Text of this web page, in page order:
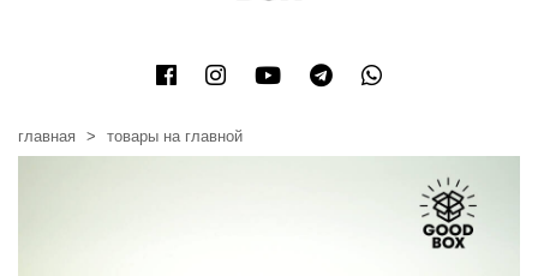
главная товары на главной